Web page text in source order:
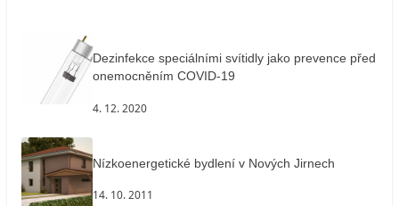
Dezinfekce speciálními svítidly jako prevence před
onemocněním COVID-19
4. 12. 2020
Nízkoenergetické bydlení v Nových Jirnech
14. 10. 2011